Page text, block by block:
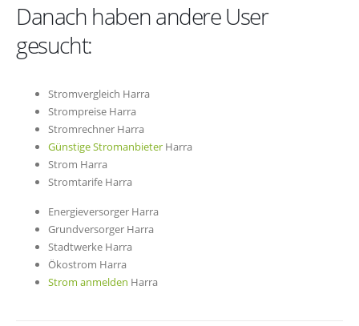
Danach haben andere User
gesucht:
Stromvergleich Harra
Strompreise Harra
Stromrechner Harra
Günstige Stromanbieter Harra
Strom Harra
Stromtarife Harra
Energieversorger Harra
Grundversorger Harra
Stadtwerke Harra
Ökostrom Harra
Strom anmelden Harra